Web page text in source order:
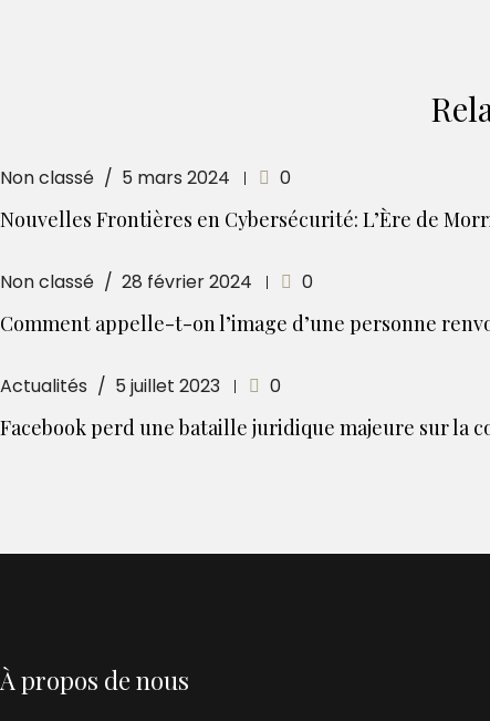
Non classé 5 mars 2024 0
Nouvelles Frontières en Cybersécurité: L’Ère de
Non classé 28 février 2024 0
Comment appelle-t-on l’image d’une personne
Actualités 5 juillet 2023 0
Facebook perd une bataille juridique majeure sur la
À propos de nous